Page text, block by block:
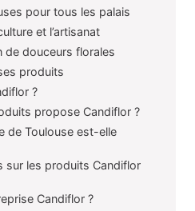
pour tous les palais
et l’artisanat
de douceurs florales
produits
?
propose Candiflor ?
de Toulouse est-elle
sur les produits Candiflor
Candiflor ?